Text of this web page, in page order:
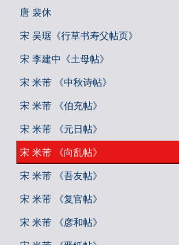
唐 裴休
宋 吴琚《行草书寿父帖页》
宋 李建中《土母帖》
宋 米芾 《中秋诗帖》
宋 米芾 《伯充帖》
宋 米芾 《元日帖》
宋 米芾 《向乱帖》
宋 米芾 《吾友帖》
宋 米芾 《复官帖》
宋 米芾 《彦和帖》